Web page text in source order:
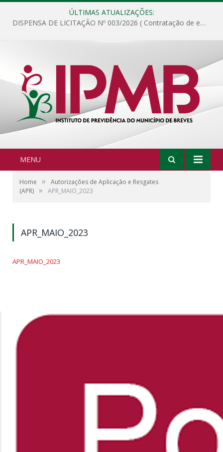
ÚLTIMAS ATUALIZAÇÕES:
DISPENSA DE LICITAÇÃO Nº 003/2026 ( Contratação de empresa para fornecimento de gêneros alimentícios não perecíveis, materiais de expediente, descartáveis, copa e cozinha, para análise e posterior publicação.)
MENU
Home »
Autorizações de Aplicação e Resgates
(APR) » APR_MAIO_2023
APR_MAIO_2023
APR_MAIO_2023